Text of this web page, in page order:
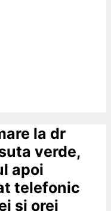
la dr
verde,
apoi
telefonic
si orei